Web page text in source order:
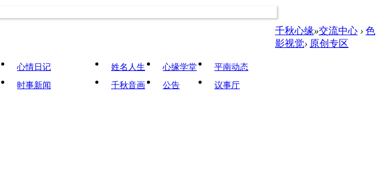
心情日记
时事新闻
姓名人生 心缘学堂
平南动态
千秋音画
公告 议事厅
千秋心缘»交流中心 › 色
影视觉› 原创专区